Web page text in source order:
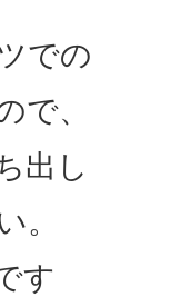
での
で、
出し
。
す